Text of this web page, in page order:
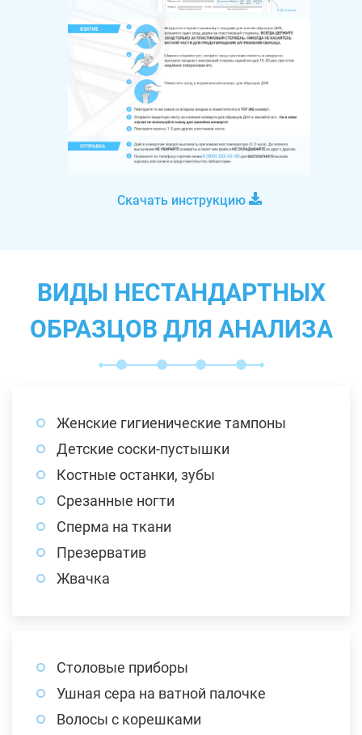
Скачать инструкцию
ВИДЫ НЕСТАНДАРТНЫХ
ОБРАЗЦОВ ДЛЯ АНАЛИЗА
Женские гигиенические тампоны
Детские соски-пустышки
Костные останки, зубы
Срезанные ногти
Сперма на ткани
Презерватив
Жвачка
Столовые приборы
Ушная сера на ватной палочке
Волосы с корешками